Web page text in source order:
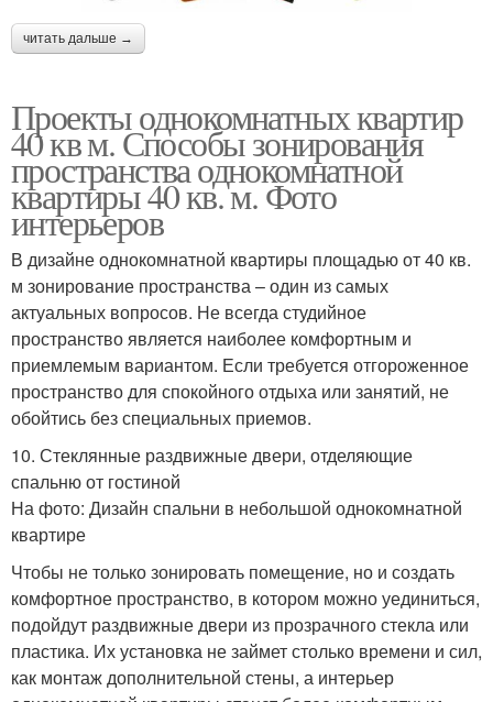
читать дальше →
Проекты однокомнатных квартир
40 кв м. Способы зонирования
пространства однокомнатной
квартиры 40 кв. м. Фото
интерьеров
В дизайне однокомнатной квартиры площадью от 40 кв.
м зонирование пространства – один из самых
актуальных вопросов. Не всегда студийное
пространство является наиболее комфортным и
приемлемым вариантом. Если требуется отгороженное
пространство для спокойного отдыха или занятий, не
обойтись без специальных приемов.
10. Стеклянные раздвижные двери, отделяющие
спальню от гостиной
На фото: Дизайн спальни в небольшой однокомнатной
квартире
Чтобы не только зонировать помещение, но и создать
комфортное пространство, в котором можно уединиться,
подойдут раздвижные двери из прозрачного стекла или
пластика. Их установка не займет столько времени и сил,
как монтаж дополнительной стены, а интерьер